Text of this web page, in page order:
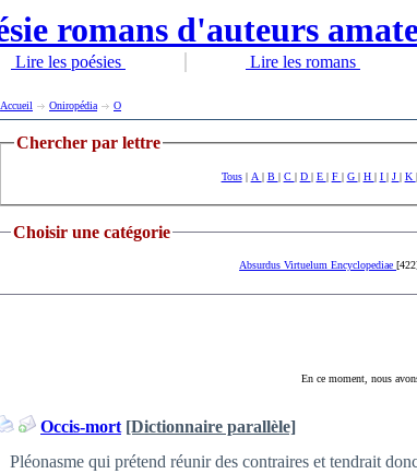
Lire les poésies Lire les romans
Accueil Oniropédia O
Chercher par lettre
Tous| A | B | C | D | E | F | G | H | I | J | K |
Choisir une catégorie
Absurdus Virtuelum Encyclopediae
En ce moment, nous
Occis-mort [Dictionnaire parallèle]
Pléonasme qui prétend réunir des contraires et tendrait